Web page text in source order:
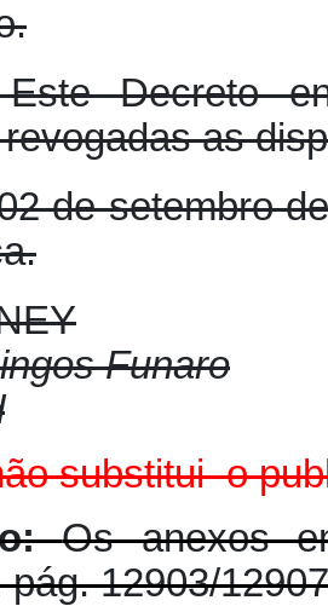
Decreto
as
de setembro
Funaro
substitui o
Os anexos
pág. 12903/12907